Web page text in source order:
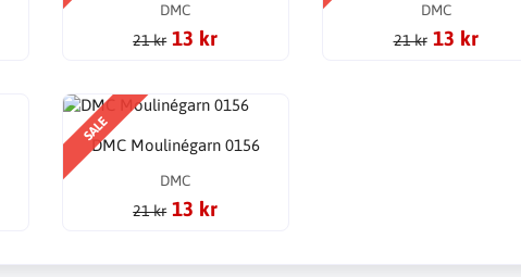
DMC
21 kr 13 kr
DMC
21 kr 13 kr
SALE
DMC Moulinégarn 0156
DMC
21 kr 13 kr